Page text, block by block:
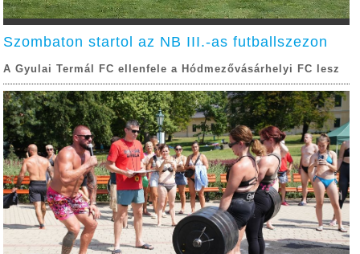
Szombaton startol az NB III.-as futballszezon
A Gyulai Termál FC ellenfele a Hódmezővásárhelyi FC lesz